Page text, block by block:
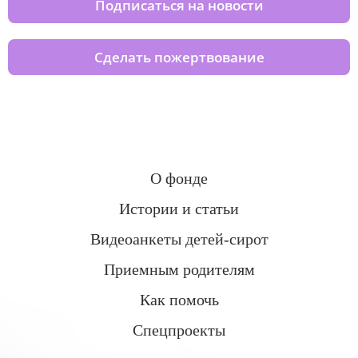
Подписаться на новости
Сделать пожертвование
О фонде
Истории и статьи
Видеоанкеты детей-сирот
Приемным родителям
Как помочь
Спецпроекты